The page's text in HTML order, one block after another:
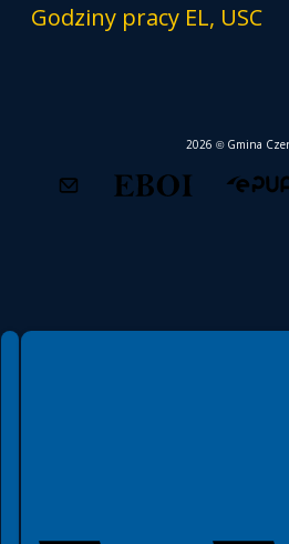
Godziny pracy EL, USC
2026 © Gmina
Spełniamy standardy WCAG 2.2
Spełniamy standardy W3C